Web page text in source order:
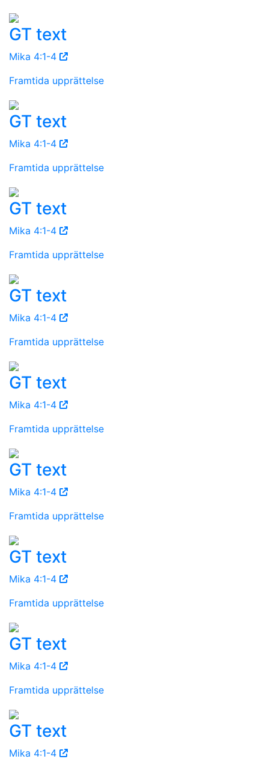
GT text
Mika 4:1-4
Framtida upprättelse
GT text
Mika 4:1-4
Framtida upprättelse
GT text
Mika 4:1-4
Framtida upprättelse
GT text
Mika 4:1-4
Framtida upprättelse
GT text
Mika 4:1-4
Framtida upprättelse
GT text
Mika 4:1-4
Framtida upprättelse
GT text
Mika 4:1-4
Framtida upprättelse
GT text
Mika 4:1-4
Framtida upprättelse
GT text
Mika 4:1-4